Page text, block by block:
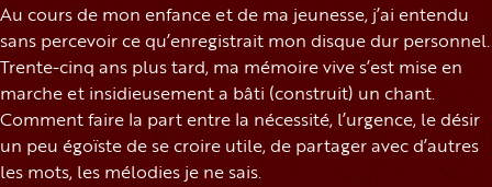
Au cours de mon enfance et de ma jeunesse, j’ai entendu
sans percevoir ce qu’enregistrait mon disque dur personnel.
Trente-cinq ans plus tard, ma mémoire vive s’est mise en
marche et insidieusement a bâti (construit) un chant.
Comment faire la part entre la nécessité, l’urgence, le désir
un peu égoïste de se croire utile, de partager avec d’autres
les mots, les mélodies je ne sais.